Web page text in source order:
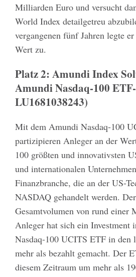
Milliarden Euro und versucht
World Index detailgetreu
vergangenen fünf Jahren legte
Wert zu.
Platz 2: Amundi Index
Amundi Nasdaq-100
LU1681038243)
Mit dem Amundi Nasdaq-100
partizipieren Anleger an der
100 größten und innovativsten
und internationalen
Finanzbranche, die an der US-
NASDAQ gehandelt werden.
Gesamtvolumen von rund einer
Anleger hat sich ein Investment
Nasdaq-100 UCITS ETF in den
mehr als bezahlt gemacht. Der
diesem Zeitraum um mehr als